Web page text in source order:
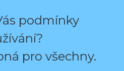
podmínky
pro všechny.